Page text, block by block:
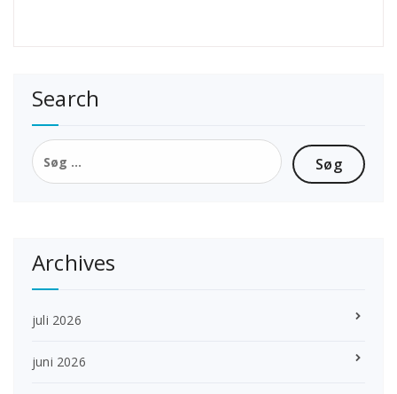
Search
Søg
efter:
Archives
juli 2026
juni 2026